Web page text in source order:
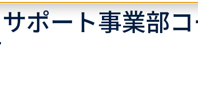
ポート事業部